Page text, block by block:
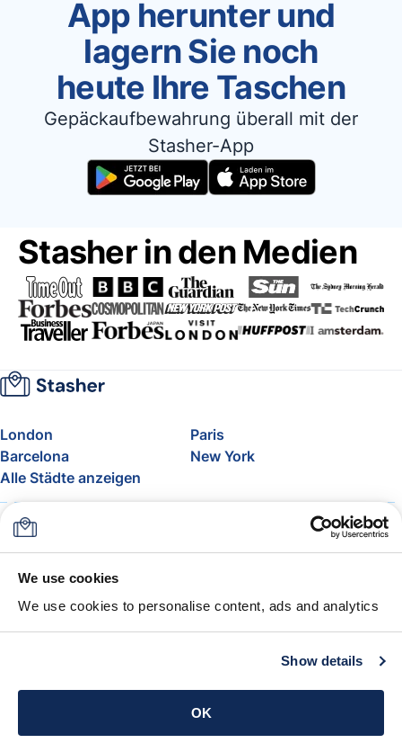
We use cookies
We use cookies to personalise content, ads and analytics
Show details
OK
App herunter und
lagern Sie noch
heute Ihre Taschen
Gepäckaufbewahrung überall mit der
Stasher-App
Stasher in den Medien
London
Paris
Barcelona
New York
Alle Städte anzeigen
Über uns
FAQ
Support
Blog
Freigepäck bei Airlines
Die Stasher-Garantie
AGB
App holen